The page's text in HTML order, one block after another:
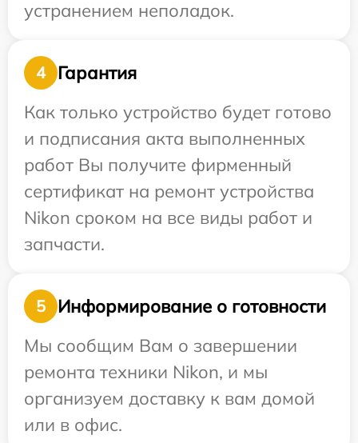
устранением неполадок.
4
Гарантия
Как только устройство будет готово
и подписания акта выполненных
работ Вы получите фирменный
сертификат на ремонт устройства
Nikon сроком на все виды работ и
запчасти.
5
Информирование о готовности
Мы сообщим Вам о завершении
ремонта техники Nikon, и мы
организуем доставку к вам домой
или в офис.